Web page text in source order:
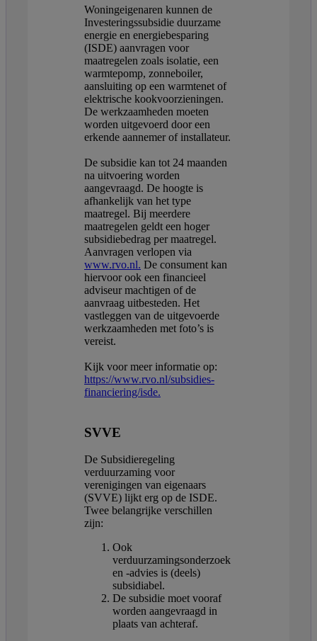
Woningeigenaren kunnen de
Investeringssubsidie duurzame
energie en energiebesparing
(ISDE) aanvragen voor
maatregelen zoals isolatie, een
warmtepomp, zonneboiler,
aansluiting op een warmtenet of
elektrische kookvoorzieningen.
De werkzaamheden moeten
worden uitgevoerd door een
erkende aannemer of installateur.
De subsidie kan tot 24 maanden
na uitvoering worden
aangevraagd. De hoogte is
afhankelijk van het type
maatregel. Bij meerdere
maatregelen geldt een hoger
subsidiebedrag per maatregel.
Aanvragen verlopen via
www.rvo.nl. De consument kan
hiervoor ook een financieel
adviseur machtigen of de
aanvraag uitbesteden. Het
vastleggen van de uitgevoerde
werkzaamheden met foto’s is
vereist.
Kijk voor meer informatie op:
https://www.rvo.nl/subsidies-
financiering/isde.
SVVE
De Subsidieregeling
verduurzaming voor
verenigingen van eigenaars
(SVVE) lijkt erg op de ISDE.
Twee belangrijke verschillen
zijn:
Ook
verduurzamingsonderzoek
en -advies is (deels)
subsidiabel.
De subsidie moet vooraf
worden aangevraagd in
plaats van achteraf.